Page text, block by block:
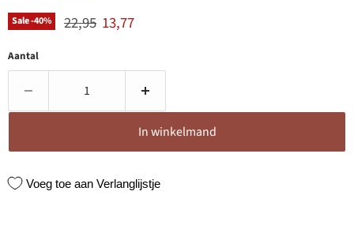
Sale -40% Originele prijs
22,95 Huidige prijs
13,77
Aantal
In winkelmand
Voeg toe aan Verlanglijstje